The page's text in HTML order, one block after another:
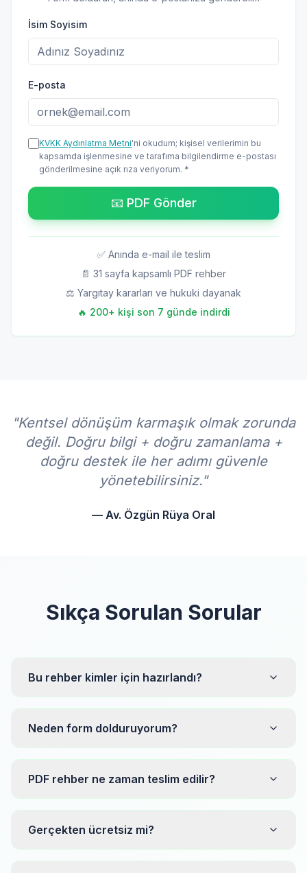
İsim Soyisim
E-posta
KVKK Aydınlatma Metni'ni okudum; kişisel verilerimin bu
kapsamda işlenmesine ve tarafıma bilgilendirme e-postası
gönderilmesine açık rıza veriyorum. *
📧 PDF Gönder
✅ Anında e-mail ile teslim
📄 31 sayfa kapsamlı PDF rehber
⚖️ Yargıtay kararları ve hukuki dayanak
🔥 200+ kişi son 7 günde indirdi
"Kentsel dönüşüm karmaşık olmak zorunda
değil. Doğru bilgi + doğru zamanlama +
doğru destek ile her adımı güvenle
yönetebilirsiniz."
— Av. Özgün Rüya Oral
Sıkça Sorulan Sorular
Bu rehber kimler için hazırlandı?
Neden form dolduruyorum?
PDF rehber ne zaman teslim edilir?
Gerçekten ücretsiz mi?